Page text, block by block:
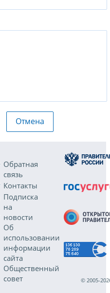
Отмена
Обратная
связь
Контакты
Подписка
на
новости
Об
использовании
информации
сайта
Общественный
совет
© 2005-